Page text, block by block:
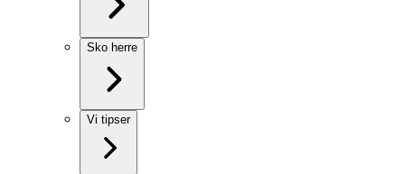
Sko herre
Vi tipser